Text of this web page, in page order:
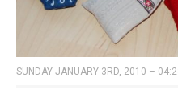
SUNDAY JANUARY 3RD, 2010 –